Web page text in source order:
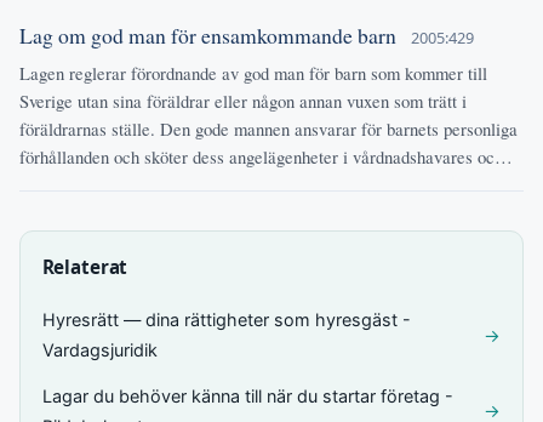
Lag om god man för ensamkommande barn 2005:429
Lagen reglerar förordnande av god man för barn som kommer till
Sverige utan sina föräldrar eller någon annan vuxen som trätt i
föräldrarnas ställe. Den gode mannen ansvarar för barnets personliga
förhållanden och sköter dess angelägenheter i vårdnadshavares oc…
Relaterat
Hyresrätt — dina rättigheter som hyresgäst -
Vardagsjuridik
→
Lagar du behöver känna till när du startar företag -
→